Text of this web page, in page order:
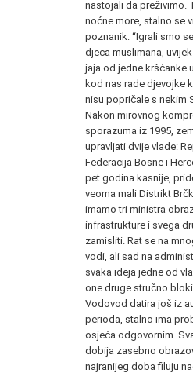
nastojali da preživimo.
noćne more, stalno se
poznanik: “Igrali smo
djeca muslimana,
jaja od jedne kršćanke
kod nas rade djevojke
nisu popričale s nekim
Nakon mirovnog
sporazuma iz 1995,
upravljati dvije vlade:
Federacija Bosne i
pet godina kasnije,
veoma mali Distrikt
imamo tri ministra
infrastrukture i svega
zamisliti. Rat se na
vodi, ali sad na
svaka ideja jedne od
one druge stručno
Vodovod datira još iz
perioda, stalno ima
osjeća odgovornim.
dobija zasebno
najranijeg doba filuju